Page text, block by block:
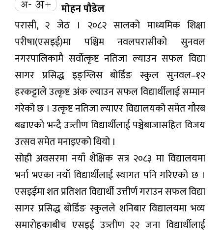
मोहन पौडेल
परासी, २ जेठ । २०८२ सालको माध्यमिक शिक्षा
परीषा(एसइई)मा पश्चिम नवलपरासीको सुनवल
नगरपालिकामै सर्वाेत्कृष्ट नतिजा ल्याउन सफल विद्या
सागर प्रसिद्ध इङ्ग्लिस बोर्डिङ स्कुल सुनवल–१२
हरकट्टाले उत्कृष्ट अंक ल्याउन सफल विद्यार्थीलाई सम्मान
गरेको छ । उत्कृष्ट नतिजा ल्याएर विद्यालयको समेत गौरब
बढाएको भन्दै उत्र्तीण विद्यार्थीलाई पञ्चेबाजासहित विजय
उत्सव समेत मनाइएको थियो ।
सोही अवसरमा नयाँ शैक्षिक सत्र २०८३ मा विद्यालयमा
भर्ना भएका नयाँ विद्यार्थीलाई स्वागत पनि गरिएको छ ।
एसइईमा शत प्रतिशत विद्यार्थी उत्तीर्ण गराउन सफल विद्या
सागर प्रसिद्ध बोर्डिङ स्कुलले शनिबार विद्यालयमा भव्य
समारोहकाबीच एसइई उत्र्तीण २२ जना विद्यार्थीलाई